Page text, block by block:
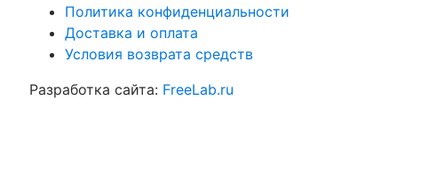
Политика конфиденциальности
Доставка и оплата
Условия возврата средств
Разработка сайта: FreeLab.ru